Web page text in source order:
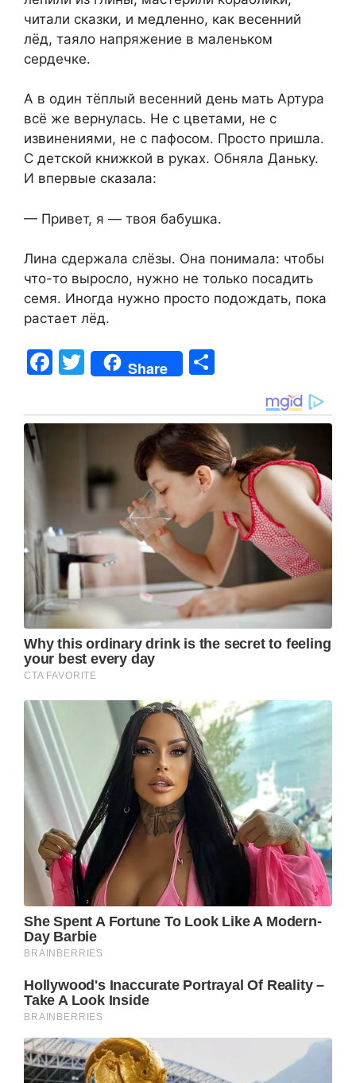
читали сказки, и медленно, как весенний
лёд, таяло напряжение в маленьком
сердечке.
А в один тёплый весенний день мать Артура
всё же вернулась. Не с цветами, не с
извинениями, не с пафосом. Просто пришла.
С детской книжкой в руках. Обняла Даньку.
И впервые сказала:
— Привет, я — твоя бабушка.
Лина сдержала слёзы. Она понимала: чтобы
что-то выросло, нужно не только посадить
семя. Иногда нужно просто подождать, пока
растает лёд.
F
c
o
k
T
w
itt
Share
ar
e